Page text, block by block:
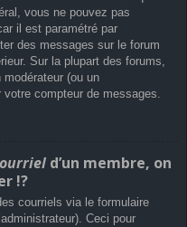
vous ne pouvez pas
il est paramétré par
des messages sur le forum
Sur la plupart des forums,
(ou un
compteur de messages.
d’un membre, on
!?
courriels via le formulaire
Ceci pour